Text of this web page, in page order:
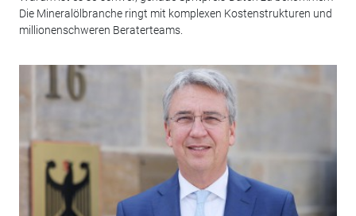
Die Mineralölbranche ringt mit komplexen Kostenstrukturen und
millionenschweren Beraterteams.